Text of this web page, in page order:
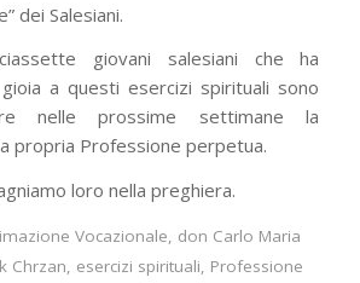
dei Salesiani.
giovani salesiani che ha
a questi esercizi spirituali sono
nelle prossime settimane la
propria Professione perpetua.
loro nella preghiera.
Vocazionale, don Carlo Maria
Chrzan, esercizi spirituali, Professione